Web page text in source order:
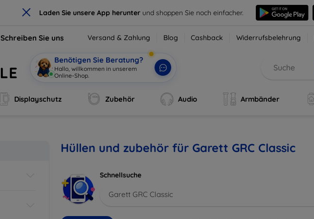
× Laden Sie unsere App herunter und shoppen Sie noch einfacher.
Schreiben Sie uns Versand & Zahlung Blog Cashback Widerrufsbelehrung
Benötigen Sie Beratung?
Hallo, willkommen in unserem
Online-Shop.
Displayschutz Zubehör Audio Armbänder
Hüllen und zubehör für Garett GRC Classic
Schnellsuche
Garett GRC Classic